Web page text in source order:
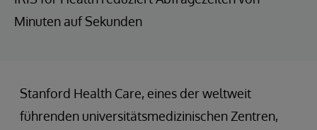
Minuten auf Sekunden
Stanford Health Care, eines der weltweit
führenden universitätsmedizinischen Zentren,